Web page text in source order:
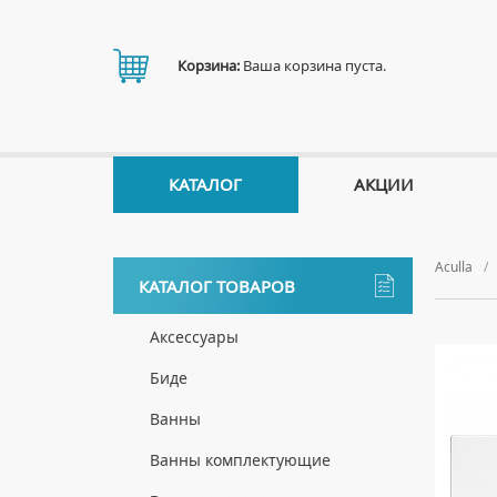
Aculla
КАТАЛОГ ТОВАРОВ
Аксессуары
ДЕРЖАТЕЛИ
Биде
НАПОЛЬНЫЕ БИДЕ
Ванны
АКРИЛОВЫЕ ВАННЫ
Ванны комплектующие
Корзина: Ваша корзина пуста.
КАТАЛОГ АКЦИИ